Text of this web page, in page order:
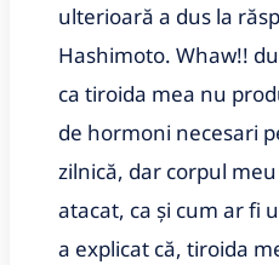
ulterioară a dus la
Hashimoto. Whaw!!
ca tiroida mea nu
de hormoni necesari
zilnică, dar corpul
atacat, ca și cum ar fi
a explicat că, tiroida